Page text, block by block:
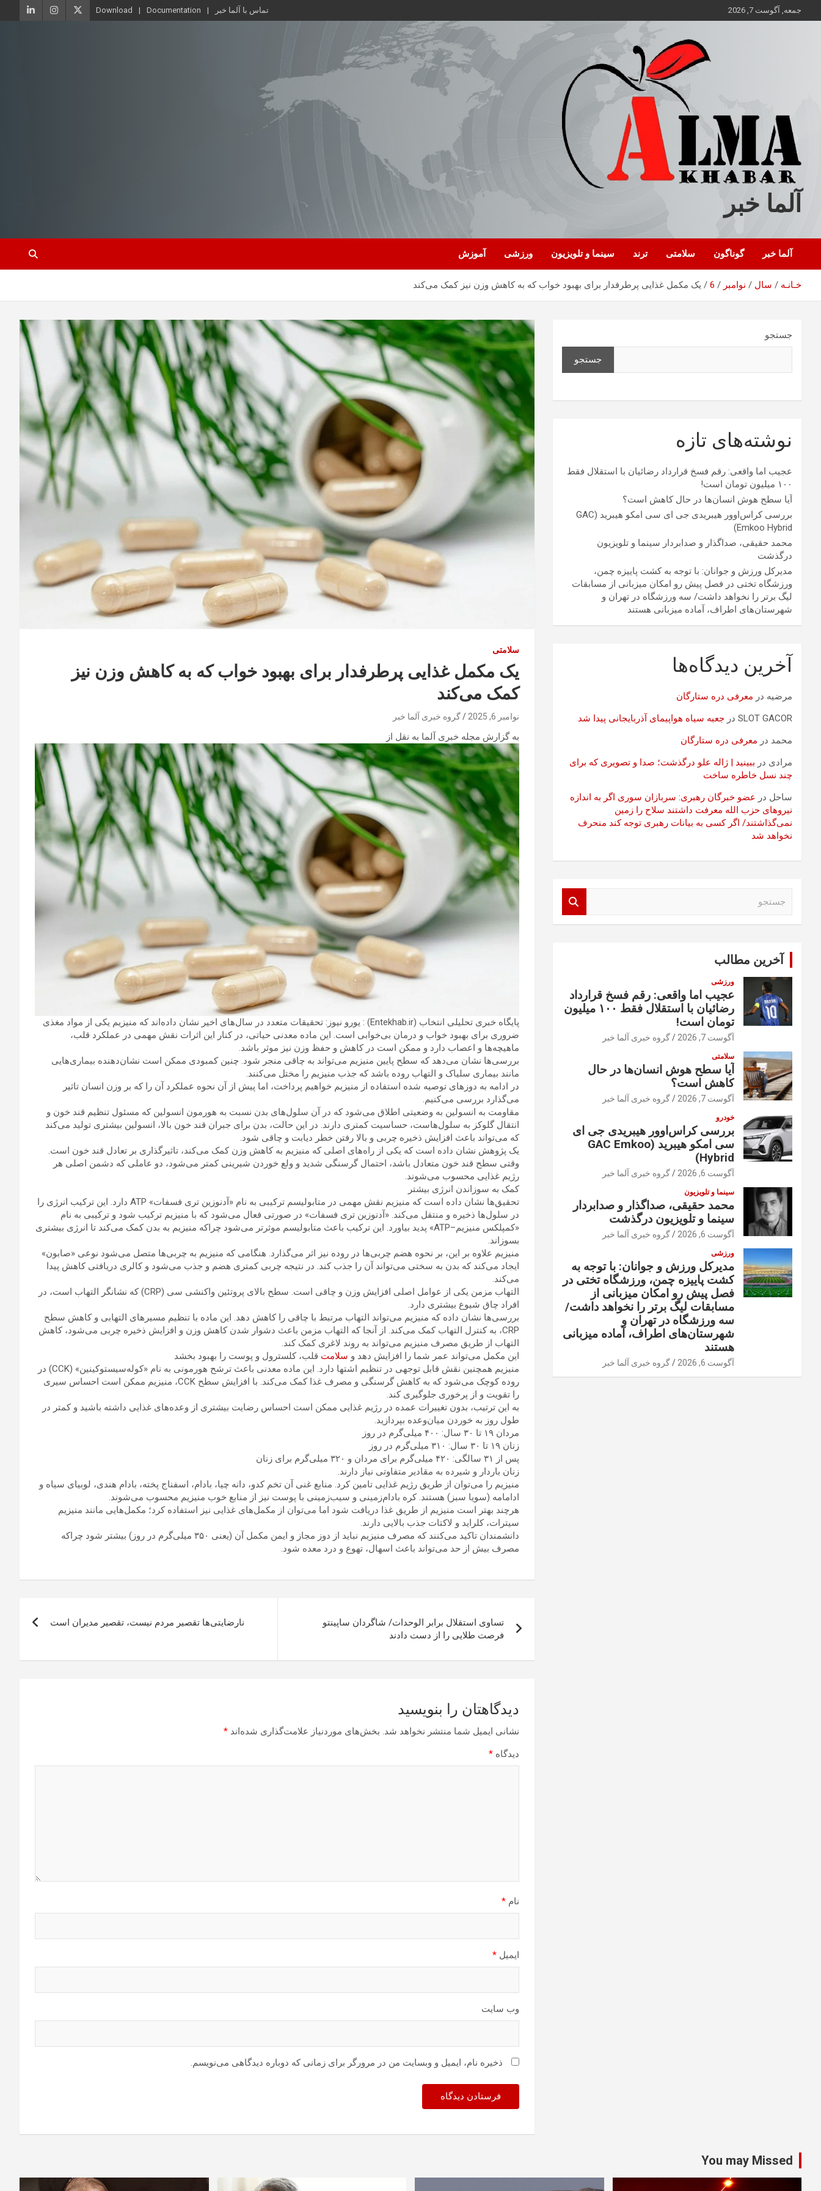
محتوا
جمعه, آگوست 7, 2026 تماس با آلما خبر Documentation
Download
آلما خبر
آلما خبر گوناگون سلامتی ترند سینما و تلویزیون ورزشی آموزش
خـانـه سال نوامبر 6 یک مکمل غذایی پرطرفدار برای بهبود خواب که به کاهش وزن نیز کمک می‌کند
سلامتی
یک مکمل غذایی پرطرفدار برای بهبود خواب که به کاهش وزن نیز
کمک می‌کند
نوامبر 6, 2025 گروه خبری آلما خبر
به گزارش مجله خبری آلما به نقل از
پایگاه خبری تحلیلی انتخاب (Entekhab.ir) : یورو نیوز: تحقیقات متعدد در سال‌های اخیر نشان داده‌اند که منیزیم یکی از مواد مغذی
ضروری برای بهبود خواب و درمان بی‌خوابی است. این ماده معدنی حیاتی، در کنار این اثرات نقش مهمی در عملکرد قلب،
ماهیچه‌ها و اعصاب دارد و ممکن است در کاهش و حفظ وزن نیز موثر باشد.
بررسی‌ها نشان می‌دهد که سطح پایین منیزیم می‌تواند به چاقی منجر شود. چنین کمبودی ممکن است نشان‌دهنده‌ بیماری‌هایی
مانند بیماری سلیاک و التهاب روده باشد که جذب منیزیم را مختل می‌کنند.
در ادامه به دوزهای توصیه‌ شده‌ استفاده از منیزیم خواهیم پرداخت، اما پیش از آن نحوه عملکرد آن را که بر وزن انسان تاثیر
می‌گذارد بررسی می‌کنیم.
مقاومت به انسولین به وضعیتی اطلاق می‌شود که در آن سلول‌های بدن نسبت به هورمون انسولین که مسئول تنظیم قند خون و
انتقال گلوکز به سلول‌هاست، حساسیت کمتری دارند. در این حالت، بدن برای جبران قند خون بالا، انسولین بیشتری تولید می‌کند
که می‌تواند باعث افزایش ذخیره چربی و بالا رفتن خطر دیابت و چاقی شود.
یک پژوهش نشان داده است که یکی از راه‌های اصلی که منیزیم به کاهش وزن کمک می‌کند، تاثیرگذاری بر تعادل قند خون است.
وقتی سطح قند خون متعادل باشد، احتمال گرسنگی شدید و ولع خوردن شیرینی کمتر می‌شود، دو عاملی که دشمن اصلی هر
رژیم غذایی محسوب می‌شوند.
کمک به سوزاندن انرژی بیشتر
تحقیق‌ها نشان داده‌ است که منیزیم نقش مهمی در متابولیسم ترکیبی به نام «آدنوزین تری‌ فسفات» ATP دارد. این ترکیب انرژی را
در سلول‌ها ذخیره و منتقل می‌کند. «آدنوزین تری‌ فسفات» در صورتی فعال می‌شود که با منیزیم ترکیب شود و ترکیبی به نام
«کمپلکس منیزیم–ATP» پدید بیاورد. این ترکیب باعث متابولیسم موثرتر می‌شود چراکه منیزیم به بدن کمک می‌کند تا انرژی بیشتری
بسوزاند.
منیزیم علاوه بر این، بر نحوه‌ هضم چربی‌ها در روده نیز اثر می‌گذارد. هنگامی که منیزیم به چربی‌ها متصل می‌شود نوعی «صابون»
ایجاد می‌کند که بدن به‌ سختی می‌تواند آن را جذب کند. در نتیجه چربی کمتری هضم و جذب می‌شود و کالری دریافتی کاهش پیدا
می‌کند.
التهاب مزمن یکی از عوامل اصلی افزایش وزن و چاقی است. سطح بالای پروتئین واکنشی سی (CRP) که نشانگر التهاب است، در
افراد چاق شیوع بیشتری دارد.
بررسی‌ها نشان داده‌ که منیزیم می‌تواند التهاب مرتبط با چاقی را کاهش دهد. این ماده با تنظیم مسیرهای التهابی و کاهش سطح
CRP، به کنترل التهاب کمک می‌کند. از آنجا که التهاب مزمن باعث دشوار شدن کاهش وزن و افزایش ذخیره‌ چربی می‌شود، کاهش
التهاب از طریق مصرف منیزیم می‌تواند به روند لاغری کمک کند.
این مکمل می‌تواند عمر شما را افزایش دهد و سلامت قلب، کلسترول و پوست را بهبود بخشد
منیزیم همچنین نقش قابل توجهی در تنظیم اشتها دارد. این ماده معدنی باعث ترشح هورمونی به نام «کوله‌سیستوکینین» (CCK) در
روده‌ کوچک می‌شود که به کاهش گرسنگی و مصرف غذا کمک می‌کند. با افزایش سطح CCK، منیزیم ممکن است احساس سیری
را تقویت و از پرخوری جلوگیری کند.
به این ترتیب، بدون تغییرات عمده در رژیم غذایی ممکن است احساس رضایت بیشتری از وعده‌های غذایی داشته باشید و کمتر در
طول روز به خوردن میان‌وعده بپردازید.
مردان ۱۹ تا ۳۰ سال: ۴۰۰ میلی‌گرم در روز
زنان ۱۹ تا ۳۰ سال: ۳۱۰ میلی‌گرم در روز
پس از ۳۱ سالگی: ۴۲۰ میلی‌گرم برای مردان و ۳۲۰ میلی‌گرم برای زنان
زنان باردار و شیرده به مقادیر متفاوتی نیاز دارند.
منیزیم را می‌توان از طریق رژیم غذایی تامین کرد. منابع غنی آن تخم کدو، دانه چیا، بادام، اسفناج پخته، بادام هندی، لوبیای سیاه و
ادامامه (سویا سبز) هستند. کره بادام‌زمینی و سیب‌زمینی با پوست نیز از منابع خوب منیزیم محسوب می‌شوند.
هرچند بهتر است منیزیم از طریق غذا دریافت شود اما می‌توان از مکمل‌های غذایی نیز استفاده کرد؛ مکمل‌هایی مانند منیزیم
سیترات، کلراید و لاکتات جذب بالایی دارند.
دانشمندان تاکید می‌کنند که مصرف منیزیم نباید از دوز مجاز و ایمن مکمل آن (یعنی ۳۵۰ میلی‌گرم در روز) بیشتر شود چراکه
مصرف بیش از حد می‌تواند باعث اسهال، تهوع و درد معده شود.
نوشته
تساوی استقلال برابر الوحدات/ شاگردان ساپینتو
فرصت طلایی را از دست دادند
نارضایتی‌ها تقصیر مردم نیست، تقصیر مدیران است
دیدگاهتان را بنویسید
نشانی ایمیل شما منتشر نخواهد شد. بخش‌های موردنیاز علامت‌گذاری شده‌اند *
دیدگاه *
نام *
ایمیل *
وب‌ سایت
ذخیره نام، ایمیل و وبسایت من در مرورگر برای زمانی که دوباره دیدگاهی می‌نویسم.
جستجو
جستجو
نوشته‌های تازه
عجیب اما واقعی: رقم فسخ قرارداد رضائیان با استقلال فقط
۱۰۰ میلیون تومان است!
آیا سطح هوش انسان‌ها در حال کاهش است؟
بررسی کراس‌اوور هیبریدی جی ای سی امکو هیبرید (GAC
Emkoo Hybrid)
محمد حقیقی، صداگذار و صدابردار سینما و تلویزیون
درگذشت
مدیرکل ورزش و جوانان: با توجه به کشت پاییزه چمن،
ورزشگاه تختی در فصل پیش رو امکان میزبانی از مسابقات
لیگ برتر را نخواهد داشت/ سه ورزشگاه در تهران و
شهرستان‌های اطراف، آماده میزبانی هستند
آخرین دیدگاه‌ها
مرضیه در معرفی دره ستارگان
SLOT GACOR در جعبه سیاه هواپیمای آذربایجانی پیدا شد
محمد در معرفی دره ستارگان
مرادی در ببینید | ژاله علو درگذشت؛ صدا و تصویری که برای
چند نسل خاطره ساخت
ساحل در عضو خبرگان رهبری: سربازان سوری اگر به اندازه
نیروهای حزب الله معرفت داشتند سلاح را زمین
نمی‌گذاشتند/ اگر کسی به بیانات رهبری توجه کند منحرف
نخواهد شد
آخرین مطالب
ورزشی
عجیب اما واقعی: رقم فسخ قرارداد
رضائیان با استقلال فقط ۱۰۰ میلیون
تومان است!
آگوست 7, 2026 گروه خبری آلما خبر
سلامتی
آیا سطح هوش انسان‌ها در حال
کاهش است؟
آگوست 7, 2026 گروه خبری آلما خبر
خودرو
بررسی کراس‌اوور هیبریدی جی ای
سی امکو هیبرید (GAC Emkoo
Hybrid)
آگوست 6, 2026 گروه خبری آلما خبر
سینما و تلویزیون
محمد حقیقی، صداگذار و صدابردار
سینما و تلویزیون درگذشت
آگوست 6, 2026 گروه خبری آلما خبر
ورزشی
مدیرکل ورزش و جوانان: با توجه به
کشت پاییزه چمن، ورزشگاه تختی در
فصل پیش رو امکان میزبانی از
مسابقات لیگ برتر را نخواهد داشت/
سه ورزشگاه در تهران و
شهرستان‌های اطراف، آماده میزبانی
هستند
آگوست 6, 2026 گروه خبری آلما خبر
You may Missed